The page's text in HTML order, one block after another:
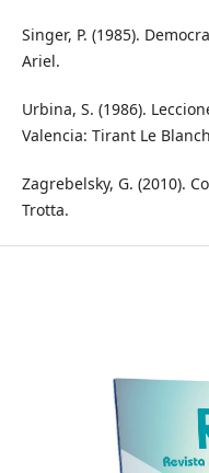
Singer, P. (1985).
Ariel.
Urbina, S. (1986).
Valencia: Tirant Le
Zagrebelsky, G. (2010).
Trotta.